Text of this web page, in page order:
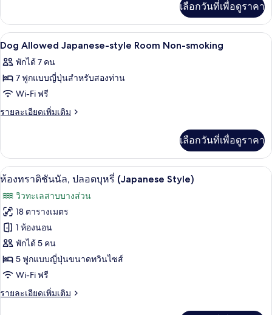
Room
16
To
20
Sq
M
เกี่ยว
กับ
Standard
Japanese-
style
Room
To
20
Sq
เลือกวันที่เพื่อดูราคา
เปิด
ภาพถ่าย
ทั้งหมด
ของ
Dog
style
Room
Non-
smoking
1
Dog Allowed Japanese-style Room Non-smoking
พักได้ 7 คน
7 ฟูกแบบญี่ปุ่นสำหรับสองท่าน
Wi-Fi ฟรี
รายละเอียดเพิ่มเติม
ราย
เกี่ยว
กับ
Dog
Japanese-
style
Room
Non-
smoking
เลือกวันที่เพื่อดูราคา
เปิด
ภาพถ่าย
ทั้งหมด
ของ
ห้อง
ทราดิ
ชัน
นัล,
ห้องทราดิชันนัล, ปลอดบุหรี่
6
ห้องทราดิชันนัล, ปลอดบุหรี่ (Japanese Style)
วิวทะเลสาบบางส่วน
18 ตารางเมตร
1 ห้องนอน
พักได้ 5 คน
5 ฟูกแบบญี่ปุ่นขนาดทวินไซส์
Wi-Fi ฟรี
รายละเอียดเพิ่มเติม
ราย